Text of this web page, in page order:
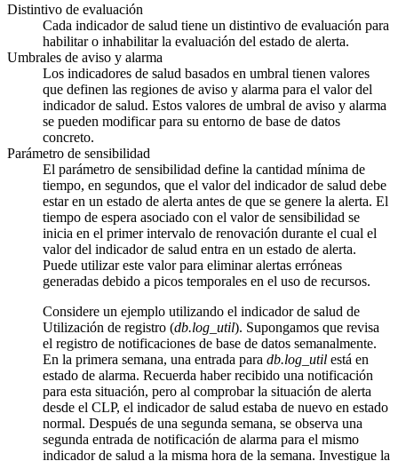
Distintivo de evaluación
Cada indicador de salud tiene un distintivo de evaluación para
habilitar o inhabilitar la evaluación del estado de alerta.
Umbrales de aviso y alarma
Los indicadores de salud basados en umbral tienen valores
que definen las regiones de aviso y alarma para el valor del
indicador de salud. Estos valores de umbral de aviso y alarma
se pueden modificar para su entorno de base de datos
concreto.
Parámetro de sensibilidad
El parámetro de sensibilidad define la cantidad mínima de
tiempo, en segundos, que el valor del indicador de salud debe
estar en un estado de alerta antes de que se genere la alerta. El
tiempo de espera asociado con el valor de sensibilidad se
inicia en el primer intervalo de renovación durante el cual el
valor del indicador de salud entra en un estado de alerta.
Puede utilizar este valor para eliminar alertas erróneas
generadas debido a picos temporales en el uso de recursos.
Considere un ejemplo utilizando el indicador de salud de
Utilización de registro (db.log_util). Supongamos que revisa
el registro de notificaciones de base de datos semanalmente.
En la primera semana, una entrada para db.log_util está en
estado de alarma. Recuerda haber recibido una notificación
para esta situación, pero al comprobar la situación de alerta
desde el CLP, el indicador de salud estaba de nuevo en estado
normal. Después de una segunda semana, se observa una
segunda entrada de notificación de alarma para el mismo
indicador de salud a la misma hora de la semana. Investigue la